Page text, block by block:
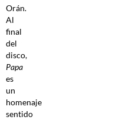
Orán.
Al
final
del
disco,
Papa
es
un
homenaje
sentido